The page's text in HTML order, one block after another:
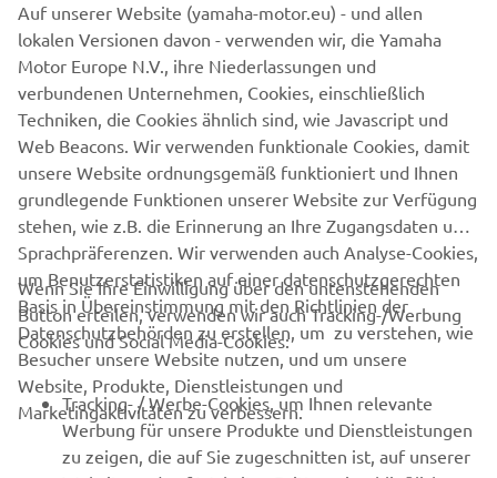
TÉNÉRÉ 700 EXTREME
MEHR ERFAHREN
UNTERNEHMEN
B2B
MEHR VON YAMAHA
Auf unserer Website (yamaha-motor.eu) - und allen
lokalen Versionen davon - verwenden wir, die Yamaha
Motor Europe N.V., ihre Niederlassungen und
verbundenen Unternehmen, Cookies, einschließlich
Techniken, die Cookies ähnlich sind, wie Javascript und
Web Beacons. Wir verwenden funktionale Cookies, damit
unsere Website ordnungsgemäß funktioniert und Ihnen
grundlegende Funktionen unserer Website zur Verfügung
stehen, wie z.B. die Erinnerung an Ihre Zugangsdaten und
Sprachpräferenzen. Wir verwenden auch Analyse-Cookies,
um Benutzerstatistiken auf einer datenschutzgerechten
Basis in Übereinstimmung mit den Richtlinien der
Datenschutzbehörden zu erstellen, um zu verstehen, wie
Besucher unsere Website nutzen, und um unsere
Website, Produkte, Dienstleistungen und
Marketingaktivitäten zu verbessern.
Wenn Sie Ihre Einwilligung über den untenstehenden
Button erteilen, verwenden wir auch Tracking-/Werbung
Cookies und Social Media-Cookies:
Tracking- / Werbe-Cookies, um Ihnen relevante
Werbung für unsere Produkte und Dienstleistungen
zu zeigen, die auf Sie zugeschnitten ist, auf unserer